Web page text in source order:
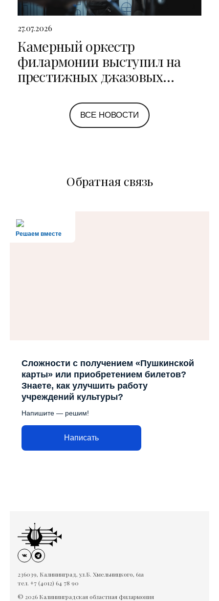
27.07.2026
Камерный оркестр
филармонии выступил на
престижных джазовых
Петербурге и Ярославле
ВСЕ НОВОСТИ
Обратная связь
Решаем вместе
Сложности с получением «Пушкинской
карты» или приобретением билетов?
Знаете, как улучшить работу
учреждений культуры?
Напишите — решим!
Написать
236039, Калининград, ул.Б. Хмельницкого, 61а
тел. +7 (4012) 64 78 90
© 2026 Калининградская областная филармония